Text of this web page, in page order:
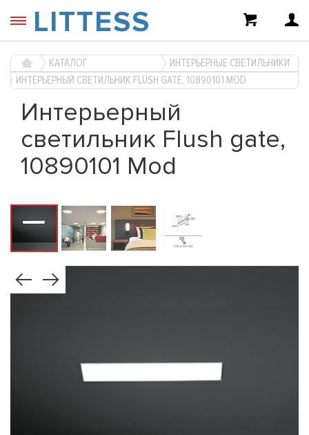
LITTESS
КАТАЛОГ
ИНТЕРЬЕРНЫЕ СВЕТИЛЬНИКИ
ИНТЕРЬЕРНЫЙ СВЕТИЛЬНИК FLUSH GATE, 10890101 MOD
Интерьерный
светильник Flush gate,
10890101 Mod